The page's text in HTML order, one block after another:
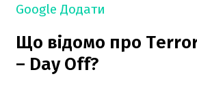
Google Додати
Що відомо про
– Day Off?